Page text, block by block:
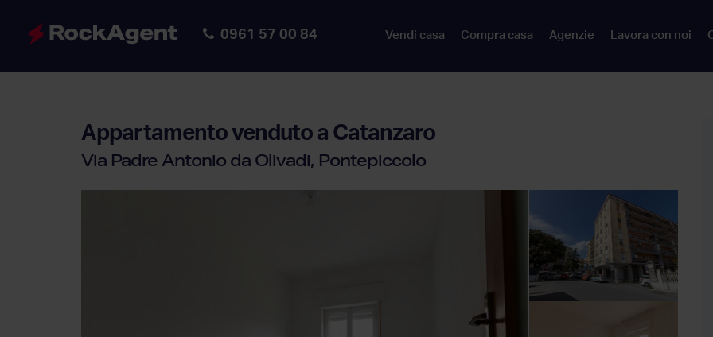
0961 57 00 84 Vendi casa Compra casa Agenzie Lavora con noi
Appartamentovenduto a Catanzaro
Via Padre Antonio da Olivadi, Pontepiccolo